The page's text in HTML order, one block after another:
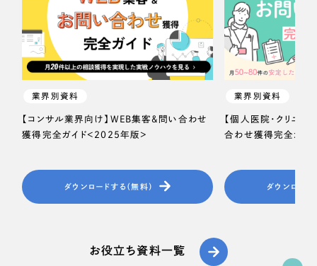
業界別資料
【コンサル業界向け】WEB集客＆問い合わせ
獲得完全ガイド＜2025年版＞
ダウンロードする（無料）
業界別資料
【個人医院・クリニッ
合わせ獲得完全ガイ
ダウンロード
お役立ち資料一覧